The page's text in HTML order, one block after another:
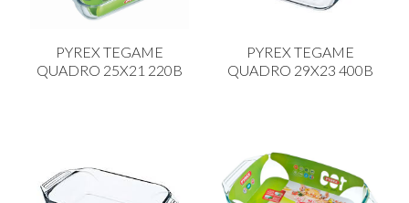
PYREX TEGAME
QUADRO 25X21 220B
PYREX TEGAME
QUADRO 29X23 400B